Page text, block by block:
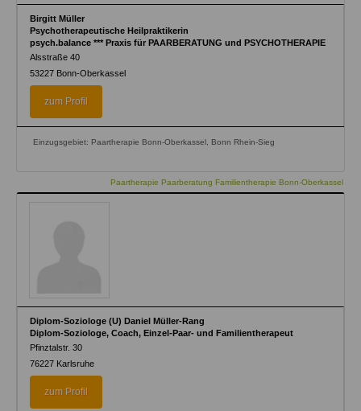
Birgitt Müller
Psychotherapeutische Heilpraktikerin
psych.balance *** Praxis für PAARBERATUNG und PSYCHOTHERAPIE
Alsstraße 40
53227 Bonn-Oberkassel
zum Profil
Einzugsgebiet: Paartherapie Bonn-Oberkassel, Bonn Rhein-Sieg
Paartherapie Paarberatung Familientherapie Bonn-Oberkassel
Diplom-Soziologe (U) Daniel Müller-Rang
Diplom-Soziologe, Coach, Einzel-Paar- und Familientherapeut
Pfinztalstr. 30
76227 Karlsruhe
zum Profil